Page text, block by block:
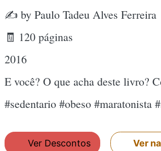
✍ by Paulo Tadeu Alves Ferreira
🧾 120 páginas
2016
E você? O que acha deste livro?
#sedentario #obeso #maratonista
Ver Descontos Ver